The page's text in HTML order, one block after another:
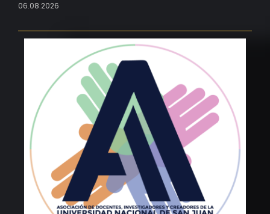
06.08.2026